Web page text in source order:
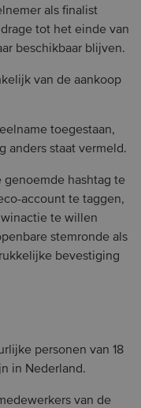
als finalist
tot het einde van
beschikbaar blijven.
van de aankoop
toegestaan,
anders staat vermeld.
genoemde hashtag te
account te taggen,
te willen
stemronde als
bevestiging
personen van 18
in Nederland.
van de